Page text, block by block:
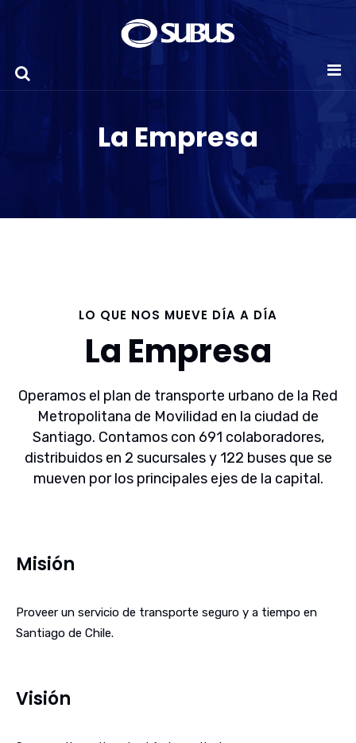
La Empresa
LO QUE NOS MUEVE DÍA A DÍA
La Empresa
Operamos el plan de transporte urbano de la Red
Metropolitana de Movilidad en la ciudad de
Santiago. Contamos con 691 colaboradores,
distribuidos en 2 sucursales y 122 buses que se
mueven por los principales ejes de la capital.
Misión
Proveer un servicio de transporte seguro y a tiempo en
Santiago de Chile.
Visión